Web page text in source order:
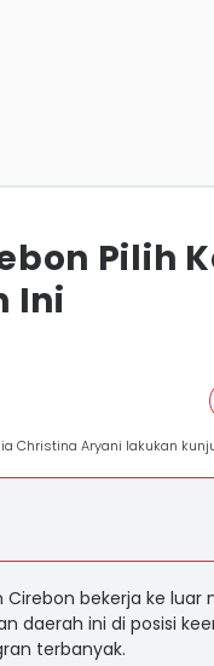
Pilih
Ini
Christina Aryani lakukan
bekerja ke luar
daerah ini di posisi
terbanyak.